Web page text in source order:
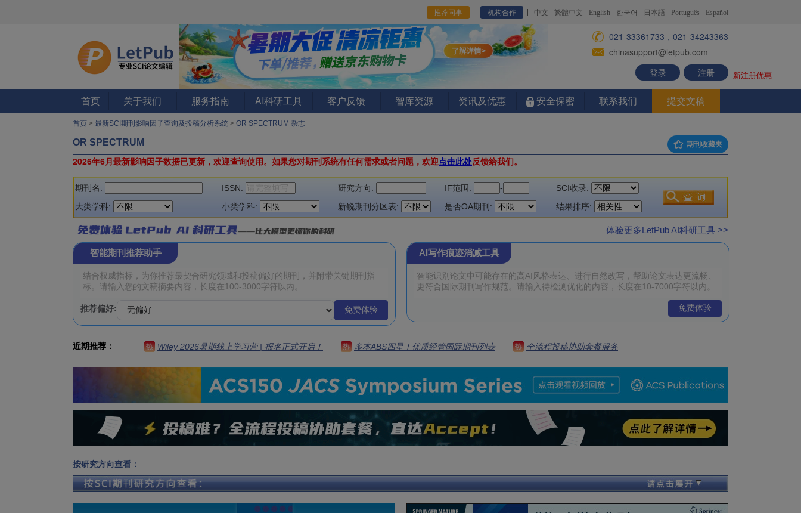
推荐同事 机构合作 中文 繁體中文 English 한국어 日本語 Português Español
021-33361733，021-34243363
chinasupport@letpub.com
登录
注册 新注册优惠
首页 关于我们 服务指南 AI科研工具 客户反馈 智库资源 资讯及优惠 安全保密 联系我们 提交文稿
首页 > 最新SCI期刊影响因子查询及投稿分析系统 > OR SPECTRUM 杂志
OR SPECTRUM 期刊收藏夹
2026年6月最新影响因子数据已更新，欢迎查询使用。 如果您对期刊系统有任何需求或者问题，欢迎点击此处反馈给我们。
期刊名: ISSN: 研究方向: IF范围: -
SCI收录:
大类学科:
小类学科: 新锐期刊分区表: 是否OA期刊: 结果排序:
体验更多LetPub AI科研工具 >>
智能期刊推荐助手
推荐偏好: 免费体验
AI写作痕迹消减工具
免费体验
近期推荐： 热 Wiley 2026暑期线上学习营 | 报名正式开启！ 热 多本ABS四星！优质经管国际期刊列表 热 全流程投稿协助套餐服务
按研究方向查看：